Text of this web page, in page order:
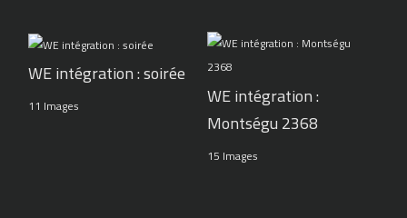
WE intégration : soirée
11 Images
WE intégration :
Montségu 2368
15 Images